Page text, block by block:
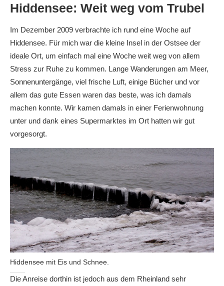
Hiddensee: Weit weg vom Trubel
Im Dezember 2009 verbrachte ich rund eine Woche auf
Hiddensee. Für mich war die kleine Insel in der Ostsee der
ideale Ort, um einfach mal eine Woche weit weg von allem
Stress zur Ruhe zu kommen. Lange Wanderungen am Meer,
Sonnenuntergänge, viel frische Luft, einige Bücher und vor
allem das gute Essen waren das beste, was ich damals
machen konnte. Wir kamen damals in einer Ferienwohnung
unter und dank eines Supermarktes im Ort hatten wir gut
vorgesorgt.
Hiddensee mit Eis und Schnee.
Die Anreise dorthin ist jedoch aus dem Rheinland sehr